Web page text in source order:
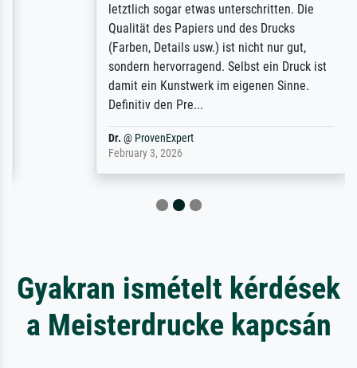
letztlich sogar etwas unterschritten. Die
Qualität des Papiers und des Drucks
(Farben, Details usw.) ist nicht nur gut,
sondern hervorragend. Selbst ein Druck ist
damit ein Kunstwerk im eigenen Sinne.
Definitiv den Pre...
ProvenExpert
February 3, 2026
Gyakran ismételt kérdések
a Meisterdrucke kapcsán